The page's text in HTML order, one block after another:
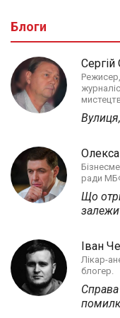
Блоги
Сергій
ради
Що
Іван
Лікар-
блогер.
Справа